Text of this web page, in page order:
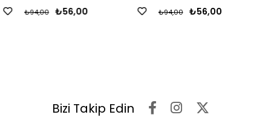
₺56,00
₺94,00 ₺56,00
₺94,00
Bizi Takip Edin